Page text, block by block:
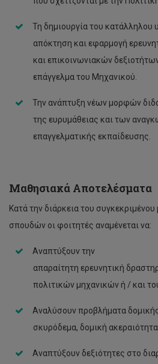
Τη δημιουργία του κατάλληλου
απόκτηση και εφαρμογή
και επικοινωνιακών
επάγγελμα του Μηχανικού.
Την ανάπτυξη νέων μορφών
της ευρυμάθειας και των
επαγγελματικής εκπαίδευσης.
Μαθησιακά Αποτελέσματα
Κατά την διάρκεια του
σπουδών οι φοιτητές αναμένεται να:
Αναπτύξουν την
απαραίτητη ερευνητική
πολιτικών μηχανικών ή / και
Αναλύσουν προβλήματα
σκυρόδεμα, δομική
Αναπτύξουν δεξιότητες στο